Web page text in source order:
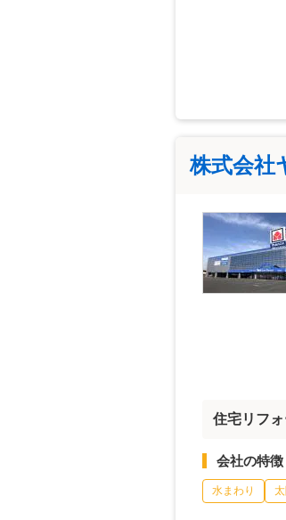
株式会社
住宅リフ
会社の特
水まわり